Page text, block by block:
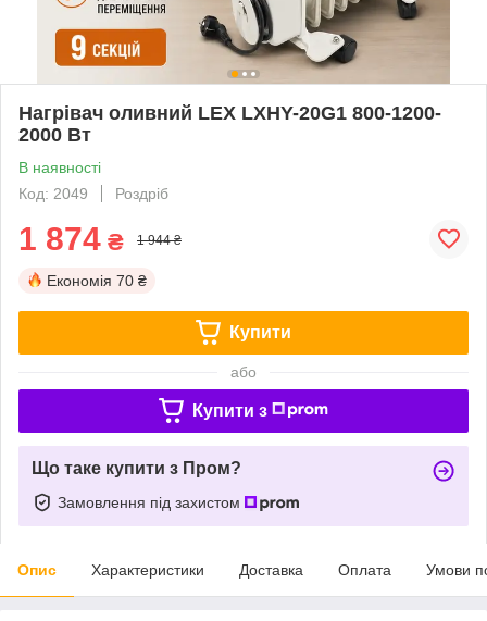
Нагрівач оливний LEX LXHY-20G1 800-1200-
2000 Вт
В наявності
Код: 2049
Роздріб
1 874 ₴ 1 944 ₴
Економія 70 ₴
Купити
або
Купити з
Що таке купити з Пром?
Замовлення під захистом
Опис Характеристики Доставка Оплата Умови